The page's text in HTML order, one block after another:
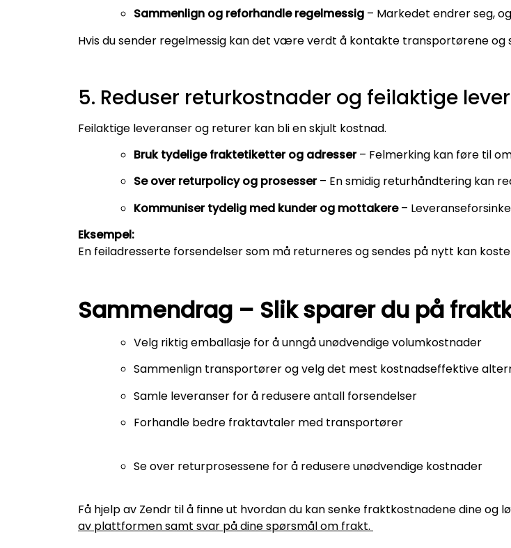
Sammenlign og reforhandle regelmessig – Markedet endrer seg,
Hvis du sender regelmessig kan det være verdt å kontakte transportørene og
5. Reduser returkostnader og feilaktige
Feilaktige leveranser og returer kan bli en skjult kostnad.
Bruk tydelige fraktetiketter og adresser– Felmerking kan føre til
Se over returpolicy og prosesser– En smidig returhåndtering kan
Kommuniser tydelig med kunder og mottakere–
Eksempel:
En feiladresserte forsendelser som må returneres og sendes på nytt kan
Sammendrag – Slik sparer du på
Velg riktig emballasje for å unngå unødvendige volumkostnader
Sammenlign transportører og velg det mest kostnadseffektive
Samle leveranser for å redusere antall forsendelser
Forhandle bedre fraktavtaler med transportører
Se over returprosessene for å redusere unødvendige kostnader
Få hjelp av Zendr til å finne ut hvordan du kan senke fraktkostnadene dine og
av plattformen samt svar på dine spørsmål om frakt.